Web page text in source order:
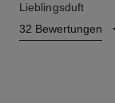
Lieblingsduft
32 Bewertungen